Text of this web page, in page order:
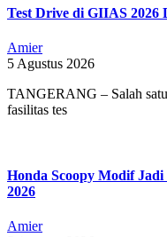
Test Drive di GIIAS 2026
Amier
5 Agustus 2026
TANGERANG – Salah
fasilitas tes
Honda Scoopy Modif
2026
Amier